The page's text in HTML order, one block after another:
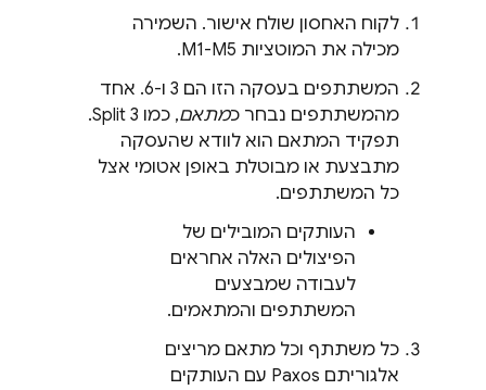
לקוח האחסון שולח אישור. השמירה
מכילה את המוטציות M1-M5.
המשתתפים בעסקה הזו הם 3 ו-6. אחד
מהמשתתפים נבחר כמתאם
, כמו Split 3.
תפקיד המתאם הוא לוודא שהעסקה
מתבצעת או מבוטלת באופן אטומי אצל
כל המשתתפים.
העותקים המובילים של
הפיצולים האלה אחראים
לעבודה שמבצעים
המשתתפים והמתאמים.
כל משתתף וכל מתאם מריצים
אלגוריתם Paxos עם העותקים